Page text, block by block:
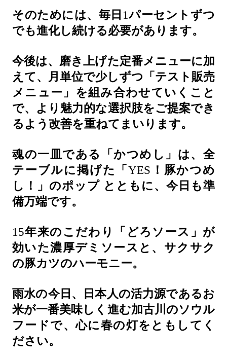
そのためには、毎日 1パーセントずつ
でも進化し続ける必要があります。
今後は、磨き上げた定番メニューに加
えて、月単位で少しずつ「テスト販売
メニュー」を組み合わせていくこと
で、より魅力的な選択肢をご提案でき
るよう改善を重ねてまいります。
魂の一皿である「かつめし」は、全
テーブルに掲げた「YES ！豚かつめ
し！」のポップ とともに、今日も準
備万端です。
15年来のこだわり「どろソース」が
効いた濃厚デミソースと、サクサク
の豚カツのハーモニー。
雨水の今日、日本人の活力源であるお
米が一番美味しく進む加古川のソウル
フードで、心に春の灯をともしてく
ださい。